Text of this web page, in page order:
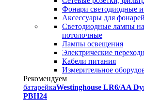
Фонари светодиодные
Аксессуары для фонарей
Светодиодные лампы
потолочные
Лампы освещения
Электрические
Кабели питания
Измерительное
Рекомендуем
батарейкаWestinghouse LR6/AA
PBH24